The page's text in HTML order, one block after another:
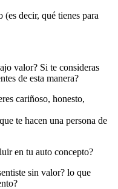
(es decir, qué tienes para
valor? Si te consideras
de esta manera?
cariñoso, honesto,
te hacen una persona de
en tu auto concepto?
sin valor? lo que